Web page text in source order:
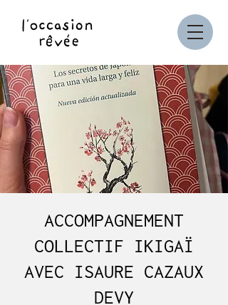
ACCOMPAGNEMENT
COLLECTIF IKIGAÏ
AVEC ISAURE CAZAUX
DEVY